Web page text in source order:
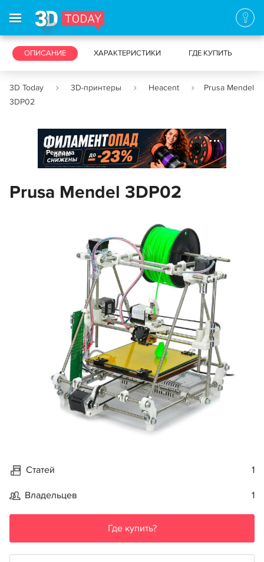
3D-ПРИНТЕРЫ 3D-СКАНЕРЫ
ОПИСАНИЕ ХАРАКТЕРИСТИКИ ГДЕ КУПИТЬ
3D Today 3D-принтеры Heacent
Prusa Mendel
3DP02
Реклама
Prusa Mendel 3DP02
Статей 1
Владельцев 1
Где купить?